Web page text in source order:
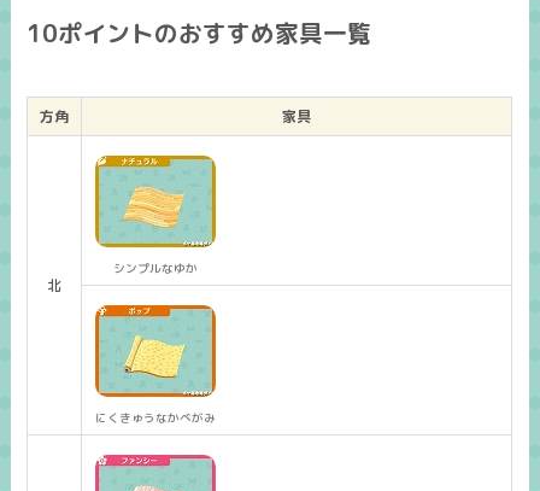
10ポイントのおすすめ家具一覧
方角 家具
北
シンプルなゆか
にくきゅうなかべがみ